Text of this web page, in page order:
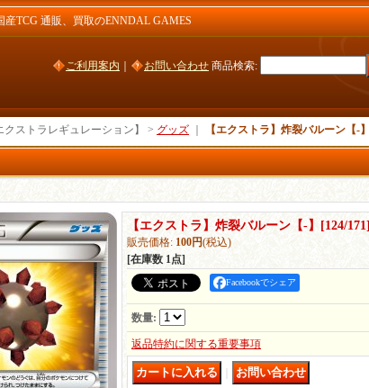
TCG 通販、買取のENNDAL GAMES
ご利用案内 お問い合わせ 商品検索:
クストラレギュレーション】 > グッズ 【エクストラ】炸裂バルーン【-】
【エクストラ】炸裂バルーン【-】 [124/171]
販売価格: 100円(税込)
[在庫数 1点]
Facebookでシェア
数量:
返品特約に関する重要事項